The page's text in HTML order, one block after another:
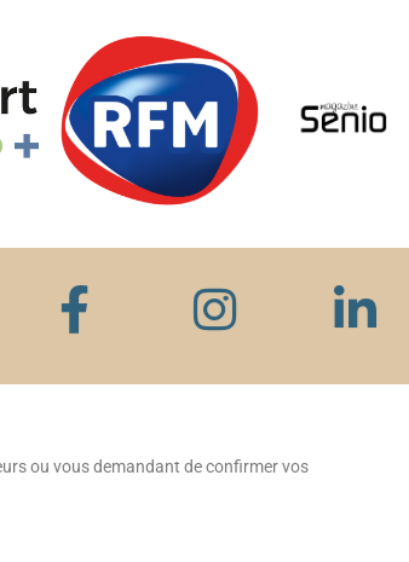
ou vous demandant de confirmer vos